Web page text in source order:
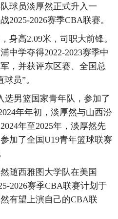
球员淡厚然正式升入一
2025-2026赛季CBA联赛。
高2.09米，司职大前锋。
中学夺得2022-2023赛季中
，并获评东区赛、全国总
员”。
男篮国家青年队，参加了
年年初，淡厚然与山西汾
年至2025年，淡厚然先
加了全国U19青年篮球联赛
西雅图大学队在美国
2026赛季CBA联赛计划于
有望上演自己的CBA联